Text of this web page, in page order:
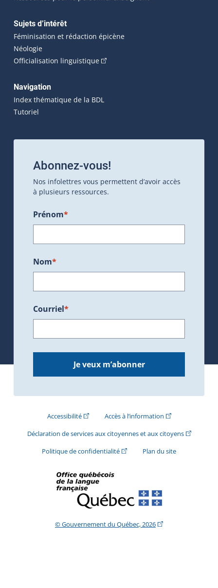
Sujets d’intérêt
Féminisation et rédaction épicène
Néologie
Officialisation linguistique(Cet hyperlien externe s'ouvrira
Navigation
Index thématique de la BDL
Tutoriel
Abonnez-vous!
Nos infolettres vous permettent d’avoir accès
à plusieurs ressources.
Prénom*
Nom*
Courriel*
Je veux m’abonner
Accessibilité(Cet hyperlien externe s'ouvrira dans une
Accès à l’information(Cet hyperlien
Déclaration de services aux citoyennes et aux citoyens(Cet
Politique de confidentialité(Cet hyperlien externe s'ouvrira
Plan du site
© Gouvernement du Québec, 2026(Cet hyperlien